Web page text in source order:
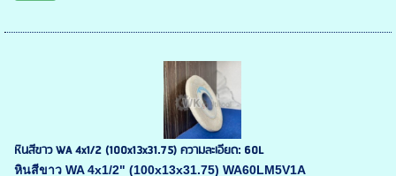
หินสีขาว WA 4x1/2 (100x13x31.75) ความละเอียด: 60L
หินสีขาว WA 4x1/2" (100x13x31.75) WA60LM5V1A